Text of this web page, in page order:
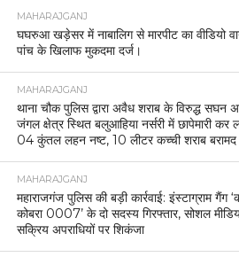
MAHARAJGANJ
घघरुआ खड़ेसर में नाबालिग से मारपीट का वीडियो
पांच के खिलाफ मुकदमा दर्ज।
MAHARAJGANJ
थाना चौक पुलिस द्वारा अवैध शराब के विरुद्ध सघन
जंगल क्षेत्र स्थित बलुआहिया नर्सरी में छापेमारी कर
04 कुंतल लहन नष्ट, 10 लीटर कच्ची शराब
MAHARAJGANJ
महाराजगंज पुलिस की बड़ी कार्रवाई: इंस्टाग्राम गैंग
कोबरा 0007’ के दो सदस्य गिरफ्तार, सोशल
सक्रिय अपराधियों पर शिकंजा